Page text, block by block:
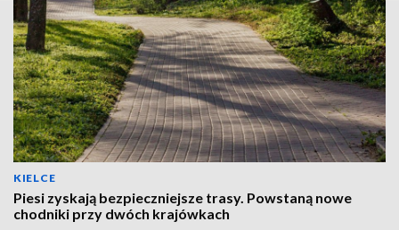
KIELCE
Piesi zyskają bezpieczniejsze trasy. Powstaną nowe
chodniki przy dwóch krajówkach